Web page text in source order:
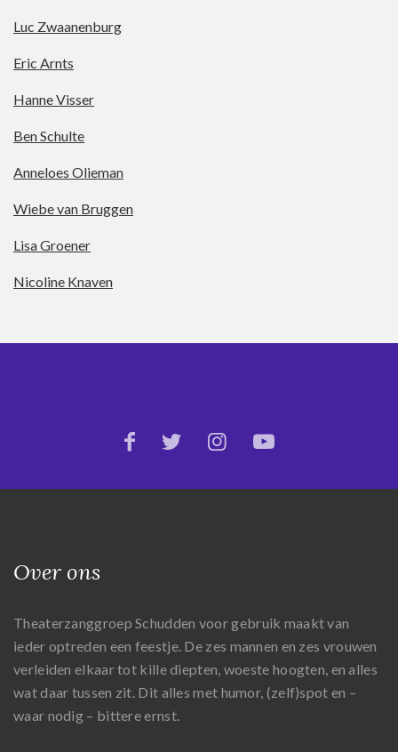
Luc Zwaanenburg
Eric Arnts
Hanne Visser
Ben Schulte
Anneloes Olieman
Wiebe van Bruggen
Lisa Groener
Nicoline Knaven
Over ons
Theaterzanggroep Schudden voor gebruik maakt van
ieder optreden een feestje. De zes mannen en zes vrouwen
verleiden elkaar tot kille diepten, woeste hoogten, en alles
wat daar tussen zit. Dit alles met humor, (zelf)spot en –
waar nodig – bittere ernst.